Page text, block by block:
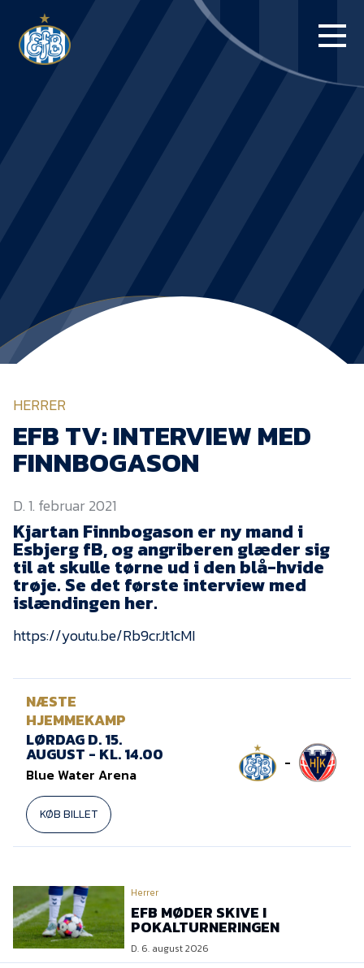
BLUE WATER
NYHEDER
EfB Akademi
Sydvestjysk Fodbold
Samarbejde
Partnere
Blue Water Arena
Aktionærinformation
Presse
HERRER
EFB TV: INTERVIEW MED
FINNBOGASON
D. 1. februar 2021
Kjartan Finnbogason er ny mand i
Esbjerg fB, og angriberen glæder sig
til at skulle tørne ud i den blå-hvide
trøje. Se det første interview med
islændingen her.
https://youtu.be/Rb9crJt1cMI
NÆSTE
HJEMMEKAMP
LØRDAG D. 15.
AUGUST - KL. 14.00
Blue Water Arena
KØB BILLET
-
Herrer
EFB MØDER SKIVE I
POKALTURNERINGEN
D. 6. august 2026